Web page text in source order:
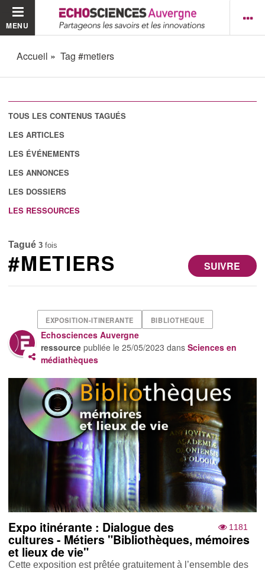
MENU
Accueil Tag #metiers
TOUS LES CONTENUS TAGUÉS
LES ARTICLES
LES ÉVÉNEMENTS
LES ANNONCES
LES DOSSIERS
LES RESSOURCES
Tagué 3 fois
SUIVRE
#METIERS
EXPOSITION-ITINERANTE BIBLIOTHEQUE
Echosciences Auvergne
ressource publiée le25/05/2023 dansSciences en
médiathèques
1181
Expo itinérante : Dialogue des
cultures - Métiers "Bibliothèques, mémoires
et lieux de vie"
Cette exposition est prêtée gratuitement à l’ensemble des